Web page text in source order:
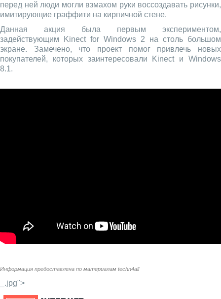
перед ней люди могли взмахом руки воссоздавать рисунки,
имитирующие граффити на кирпичной стене.
Данная акция была первым экспериментом,
задействующим Kinect for Windows 2 на столь большом
экране. Замечено, что проект помог привлечь новых
покупателей, которых заинтересовали Kinect и Windows
8.1.
Информация предоставлена по материалам techn4all
_.jpg">